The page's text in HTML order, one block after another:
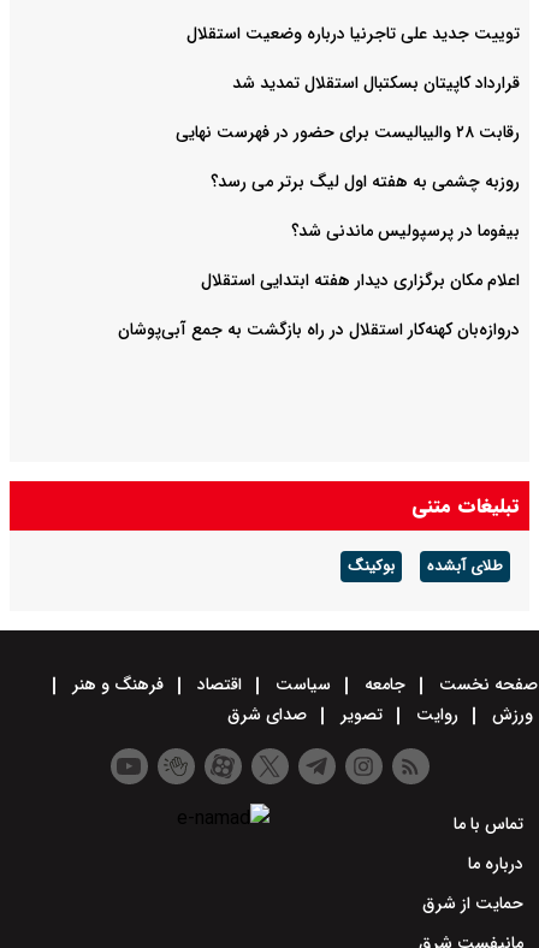
توییت جدید علی تاجرنیا درباره وضعیت استقلال
قرارداد کاپیتان بسکتبال استقلال تمدید شد
رقابت ۲۸ والیبالیست برای حضور در فهرست نهایی
روزبه چشمی به هفته اول لیگ برتر می رسد؟
بیفوما در پرسپولیس ماندنی شد؟
اعلام مکان برگزاری دیدار هفته ابتدایی استقلال
دروازه‌بان کهنه‌کار استقلال در راه بازگشت به جمع آبی‌پوشان
تبلیغات متنی
طلای آبشده بوکینگ
صفحه نخست جامعه سیاست اقتصاد
فرهنگ و هنر
ورزش
روایت تصویر صدای شرق
تماس با ما
درباره ما
حمایت از شرق